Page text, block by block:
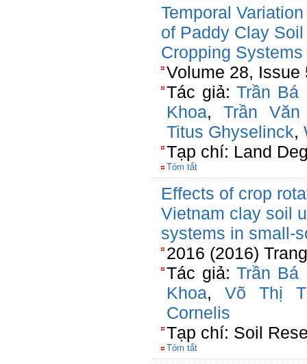
Temporal
of Paddy Clay
Cropping Systems
Volume 28, Issue
Tác giả:Trần Bá
Khoa, Trần Văn
Titus Ghyselinck,
Tạp chí: Land
Tóm tắt
Effects of crop
Vietnam clay soil
systems in small-
2016 (2016)
Tác giả:Trần Bá
Khoa, Võ Thị
Cornelis
Tạp chí: Soil
Tóm tắt